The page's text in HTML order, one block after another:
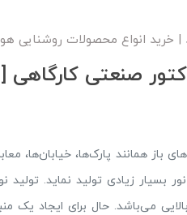
خرید انواع محصولات روشنایی
صنعتی
باز همانند پارک‌ها، خیابان‌ها،
بسیار زیادی تولید نماید. تولید
می‌باشد. حال برای ایجاد یک